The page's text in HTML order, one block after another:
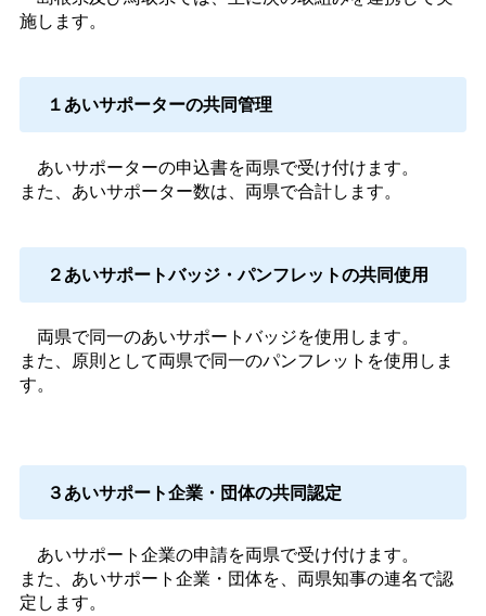
施します。
１あいサポーターの共同管理
あいサポーターの申込書を両県で受け付けます。
また、あいサポーター数は、両県で合計します。
２あいサポートバッジ・パンフレットの共同使用
両県で同一のあいサポートバッジを使用します。
また、原則として両県で同一のパンフレットを使用しま
す。
３あいサポート企業・団体の共同認定
あいサポート企業の申請を両県で受け付けます。
また、あいサポート企業・団体を、両県知事の連名で認
定します。